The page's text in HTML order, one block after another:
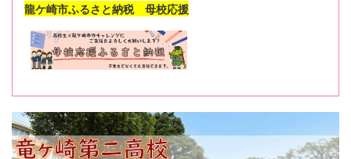
龍ケ崎市ふるさと納税 母校応援